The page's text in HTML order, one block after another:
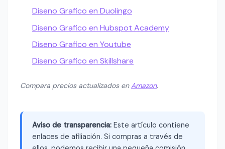
Diseno Grafico en Duolingo
Diseno Grafico en Hubspot Academy
Diseno Grafico en Youtube
Diseno Grafico en Skillshare
Compara precios actualizados enAmazon.
Aviso de transparencia: Este artículo contiene
enlaces de afiliación. Si compras a través de